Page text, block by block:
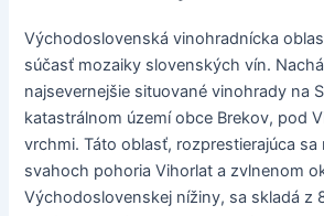
Východoslovenská vinohradnícka
súčasť mozaiky slovenských vín.
najsevernejšie situované vinohrady na
katastrálnom území obce Brekov, pod
vrchmi. Táto oblasť, rozprestierajúca sa
svahoch pohoria Vihorlat a zvlnenom
Východoslovenskej nížiny, sa skladá z